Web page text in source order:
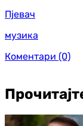
Пјевач
музика
Коментари (0)